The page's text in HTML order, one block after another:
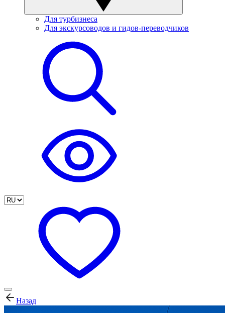
Для турбизнеса
Для экскурсоводов и гидов-переводчиков
Назад